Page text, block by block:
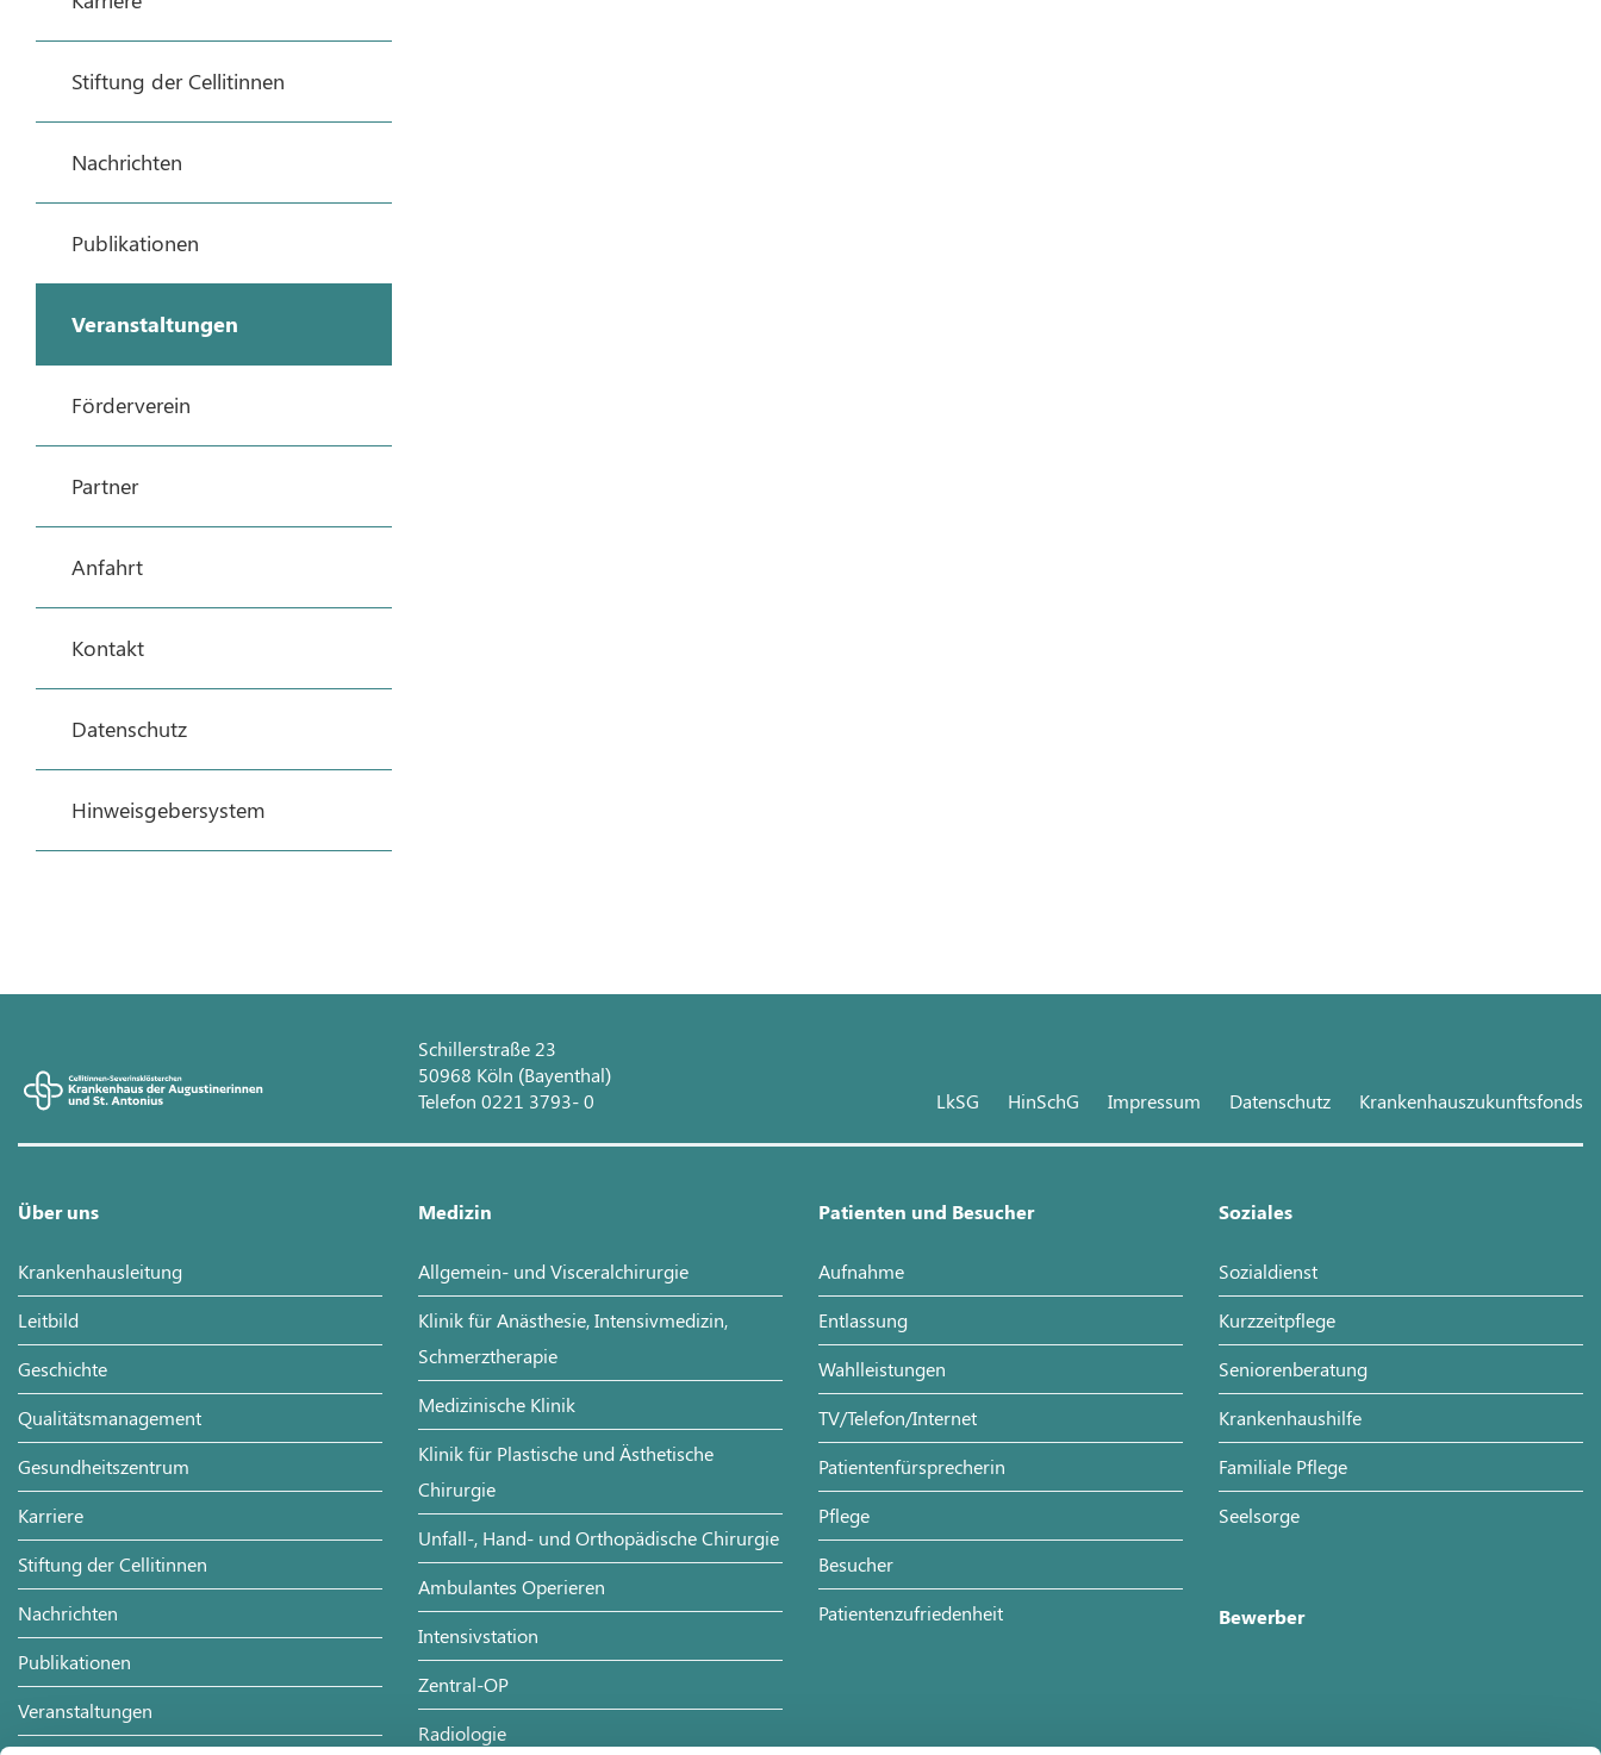
Stiftung der Cellitinnen
Nachrichten
Publikationen
Veranstaltungen
Förderverein
Partner
Anfahrt
Kontakt
Datenschutz
Hinweisgebersystem
Schillerstraße 23
50968 Köln (Bayenthal)
Telefon 0221 3793- 0
LkSG HinSchG Impressum Datenschutz Krankenhauszukunftsfonds
Über uns
Krankenhausleitung
Leitbild
Geschichte
Qualitätsmanagement
Gesundheitszentrum
Karriere
Stiftung der Cellitinnen
Nachrichten
Publikationen
Veranstaltungen
Medizin
Allgemein- und Visceralchirurgie
Klinik für Anästhesie, Intensivmedizin,
Schmerztherapie
Medizinische Klinik
Klinik für Plastische und Ästhetische
Chirurgie
Unfall-, Hand- und Orthopädische Chirurgie
Ambulantes Operieren
Intensivstation
Zentral-OP
Radiologie
Patienten und Besucher
Aufnahme
Entlassung
Wahlleistungen
TV/Telefon/Internet
Patientenfürsprecherin
Pflege
Besucher
Patientenzufriedenheit
Soziales
Sozialdienst
Kurzzeitpflege
Seniorenberatung
Krankenhaushilfe
Familiale Pflege
Seelsorge
Bewerber